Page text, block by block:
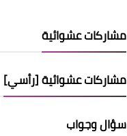
مشاركات عشوائية
مشاركات عشوائية [رأسي]
سؤال وجواب